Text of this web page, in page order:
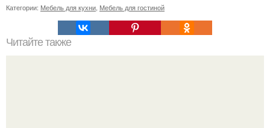
Категории: Мебель для кухни Мебель для гостиной
Читайте также